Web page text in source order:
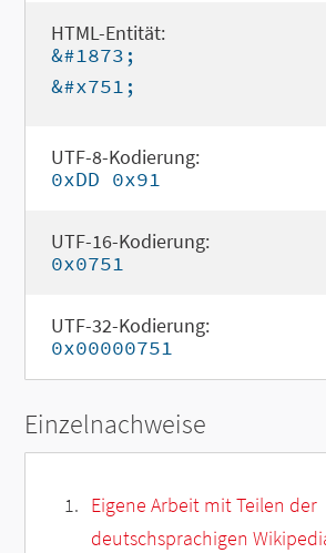
HTML-Entität:
&#1873;
&#x751;
UTF-8-Kodierung:
0xDD 0x91
UTF-16-Kodierung:
0x0751
UTF-32-Kodierung:
0x00000751
Einzelnachweise
Eigene Arbeit mit Teilen der
deutschsprachigen